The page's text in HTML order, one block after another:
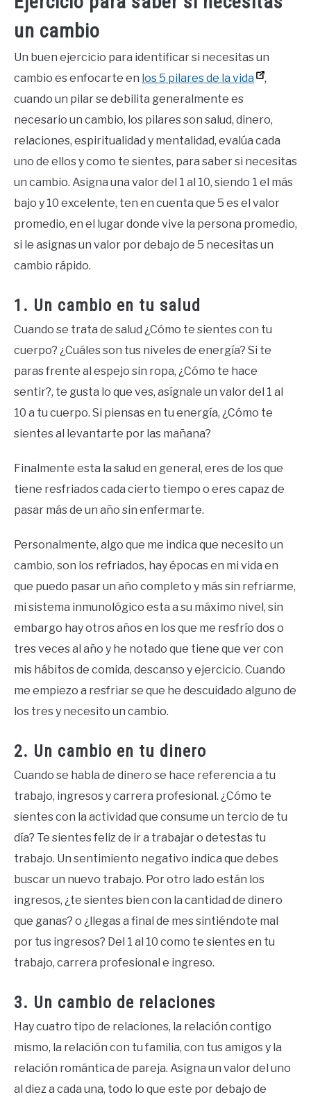
un cambio
Un buen ejercicio para identificar si necesitas un
cambio es enfocarte en los 5 pilares de la vida
,
cuando un pilar se debilita generalmente es
necesario un cambio, los pilares son salud, dinero,
relaciones, espiritualidad y mentalidad, evalúa cada
uno de ellos y como te sientes, para saber si necesitas
un cambio. Asigna una valor del 1 al 10, siendo 1 el más
bajo y 10 excelente, ten en cuenta que 5 es el valor
promedio, en el lugar donde vive la persona promedio,
si le asignas un valor por debajo de 5 necesitas un
cambio rápido.
1. Un cambio en tu salud
Cuando se trata de salud ¿Cómo te sientes con tu
cuerpo? ¿Cuáles son tus niveles de energía? Si te
paras frente al espejo sin ropa, ¿Cómo te hace
sentir?, te gusta lo que ves, asígnale un valor del 1 al
10 a tu cuerpo. Si piensas en tu energía, ¿Cómo te
sientes al levantarte por las mañana?
Finalmente esta la salud en general, eres de los que
tiene resfriados cada cierto tiempo o eres capaz de
pasar más de un año sin enfermarte.
Personalmente, algo que me indica que necesito un
cambio, son los refriados, hay épocas en mi vida en
que puedo pasar un año completo y más sin refriarme,
mi sistema inmunológico esta a su máximo nivel, sin
embargo hay otros años en los que me resfrío dos o
tres veces al año y he notado que tiene que ver con
mis hábitos de comida, descanso y ejercicio. Cuando
me empiezo a resfriar se que he descuidado alguno de
los tres y necesito un cambio.
2. Un cambio en tu dinero
Cuando se habla de dinero se hace referencia a tu
trabajo, ingresos y carrera profesional. ¿Cómo te
sientes con la actividad que consume un tercio de tu
día? Te sientes feliz de ir a trabajar o detestas tu
trabajo. Un sentimiento negativo indica que debes
buscar un nuevo trabajo. Por otro lado están los
ingresos, ¿te sientes bien con la cantidad de dinero
que ganas? o ¿llegas a final de mes sintiéndote mal
por tus ingresos? Del 1 al 10 como te sientes en tu
trabajo, carrera profesional e ingreso.
3. Un cambio de relaciones
Hay cuatro tipo de relaciones, la relación contigo
mismo, la relación con tu familia, con tus amigos y la
relación romántica de pareja. Asigna un valor del uno
al diez a cada una, todo lo que este por debajo de